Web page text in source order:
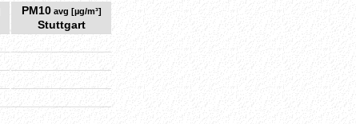
PM10avg [µg/m³]
Stuttgart